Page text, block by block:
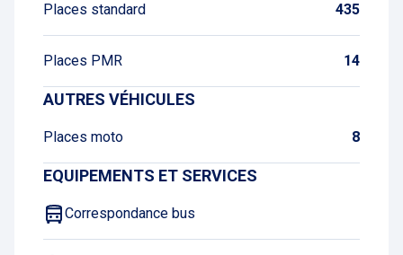
Places standard 435
Places PMR 14
AUTRES VÉHICULES
Places moto 8
EQUIPEMENTS ET SERVICES
Correspondance bus